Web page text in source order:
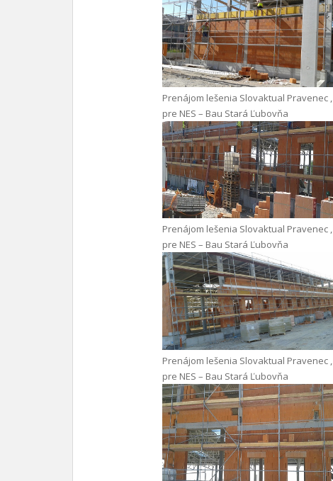
Prenájom lešenia Slovaktual Pravenec ,
pre NES – Bau Stará Ľubovňa
Prenájom lešenia Slovaktual Pravenec ,
pre NES – Bau Stará Ľubovňa
Prenájom lešenia Slovaktual Pravenec ,
pre NES – Bau Stará Ľubovňa